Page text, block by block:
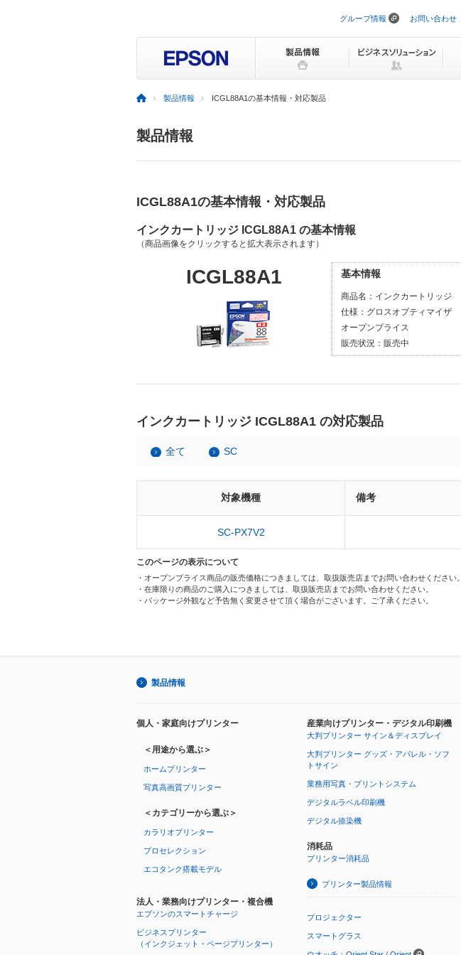
ビ
ョ
グループ情報 お問い合わせ
製品情報 ICGL88A1の基本情報・対応製品
製品情報
ICGL88A1の基本情報・対応製品
インクカートリッジ ICGL88A1 の基本情報
（商品画像をクリックすると拡大表示されます）
ICGL88A1 基本情報
商品名： インクカートリッジ
仕様： グロスオプティマイザ
オープンプライス
販売状況： 販売中
インクカートリッジ ICGL88A1 の対応製品
全て SC
対象機種 備考
SC-PX7V2
このページの表示について
・オープンプライス商品の販売価格につきましては、取扱販売店までお問い合わせください。
・在庫限りの商品のご購入につきましては、取扱販売店までお問い合わせください。
・パッケージ外観など予告無く変更させて頂く場合がございます。ご了承ください。
製品情報
個人・家庭向けプリンター
＜用途から選ぶ＞
ホームプリンター
写真高画質プリンター
＜カテゴリーから選ぶ＞
カラリオプリンター
プロセレクション
エコタンク搭載モデル
法人・業務向けプリンター・複合機
エプソンのスマートチャージ
ビジネスプリンター
（インクジェット・ページプリンター）
産業向けプリンター・デジタル印刷機
大判プリンター サイン＆ディスプレイ
大判プリンター グッズ・アパレル・ソフ
トサイン
業務用写真・プリントシステム
デジタルラベル印刷機
デジタル捺染機
消耗品
プリンター消耗品
プリンター製品情報
プロジェクター
スマートグラス